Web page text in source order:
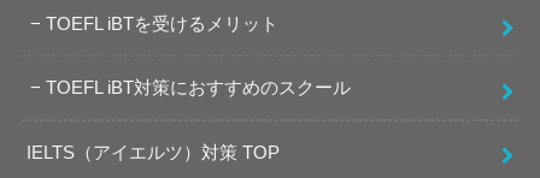
TOEFL iBTを受けるメリット
TOEFL iBT対策におすすめのスクール
IELTS（アイエルツ）対策 TOP